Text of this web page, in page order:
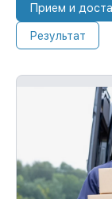
Прием и
Результат